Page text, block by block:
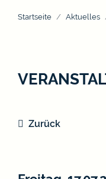
Startseite Aktuelles
Zurück